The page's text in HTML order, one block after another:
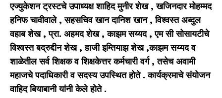
एज्युकेशन ट्रस्टचे उपाध्यक्ष शाहिद मुनीर शेख ,खजिनदार मोहम्मद
हनिफ चावीवाले ,सहसचिव खान दानिश खान,विश्वस्त अब्दुल
वहाब शेख ,प्रा. अहमद शेख ,काझम सय्यद ,एम सी सोसायटीचे
विश्वस्त बद्रुद्दीन शेख ,हाजी इम्तियाझ शेख ,काझम सय्यद व
शाळेतील सर्व शिक्षक व शिक्षकेत्तर कर्मचारी वर्ग,तसेच अवामी
महाजचे पदाधिकारी व सदस्य उपस्थित होते . कार्यक्रमाचे संयोजन
वाहिद बियाबानी यांनी केले होते .